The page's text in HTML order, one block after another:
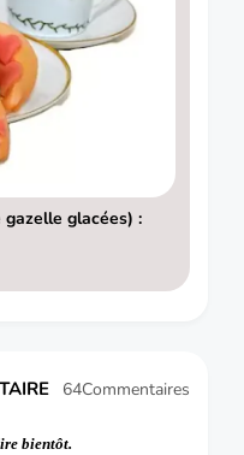
glacées) :
64Commentaires
bientôt.